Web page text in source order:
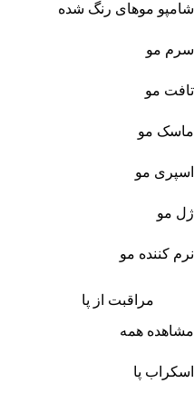
شامپو موهای رنگ شده
سرم مو
تافت مو
ماسک مو
اسپری مو
ژل مو
نرم کننده مو
مراقبت از پا
مشاهده همه
اسکراب پا